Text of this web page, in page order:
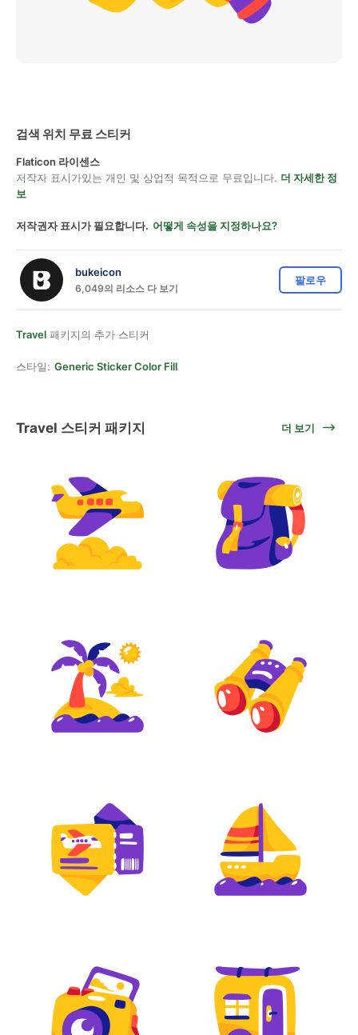
검색 위치 무료 스티커
Flaticon 라이센스
저작자 표시가있는 개인 및 상업적 목적으로 무료입니다. 더 자세한 정
보
저작권자 표시가 필요합니다. 어떻게 속성을 지정하나요?
bukeicon
6,049의 리소스 다 보기
팔로우
Travel 패키지의 추가 스티커
스타일: Generic Sticker Color Fill
Travel 스티커 패키지 더 보기